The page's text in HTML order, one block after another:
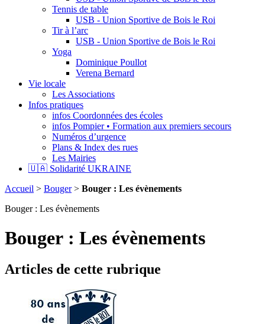
Tennis de table
USB - Union Sportive de Bois le Roi
Tir à l’arc
USB - Union Sportive de Bois le Roi
Yoga
Dominique Poullot
Verena Bernard
Vie locale
Les Associations
Infos pratiques
infos Coordonnées des écoles
infos Pompier • Formation aux premiers secours
Numéros d’urgence
Plans & Index des rues
Les Mairies
🇺🇦 Solidarité UKRAINE
Accueil > Bouger> Bouger : Les évènements
Bouger : Les évènements
Bouger : Les évènements
Articles de cette rubrique